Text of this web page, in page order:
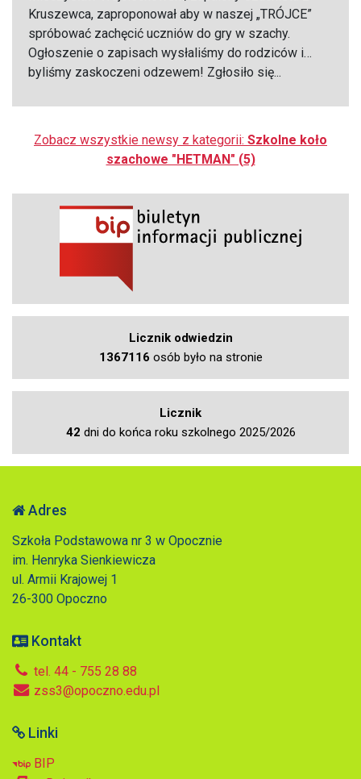
Kruszewca, zaproponował aby w naszej „TRÓJCE”
spróbować zachęcić uczniów do gry w szachy.
Ogłoszenie o zapisach wysłaliśmy do rodziców i…
byliśmy zaskoczeni odzewem! Zgłosiło się...
Zobacz wszystkie newsy z kategorii: Szkolne koło
szachowe "HETMAN" (5)
Licznik odwiedzin
1367116 osób było na stronie
Licznik
42 dni do końca roku szkolnego 2025/2026
Adres
Szkoła Podstawowa nr 3 w Opocznie
im. Henryka Sienkiewicza
ul. Armii Krajowej 1
26-300 Opoczno
Kontakt
tel. 44 - 755 28 88
zss3@opoczno.edu.pl
Linki
BIP